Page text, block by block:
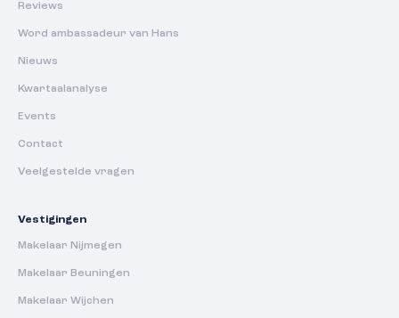
Reviews
Word ambassadeur van Hans
Nieuws
Kwartaalanalyse
Events
Contact
Veelgestelde vragen
Vestigingen
Makelaar Nijmegen
Makelaar Beuningen
Makelaar Wijchen